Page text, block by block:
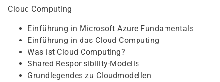
Cloud Computing
Einführung in Microsoft Azure Fundamentals
Einführung in das Cloud Computing
Was ist Cloud Computing?
Shared Responsibility-Modells
Grundlegendes zu Cloudmodellen